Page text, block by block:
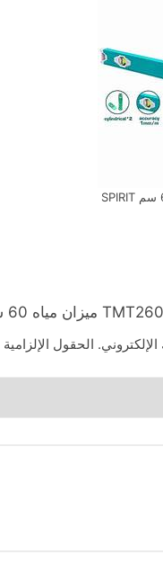
TMT26036 ميزان مياه 60 سم SPIRIT
الحقول الإلزامية